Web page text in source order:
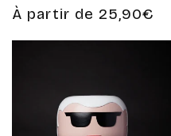
Prix
À partir de 25,90€